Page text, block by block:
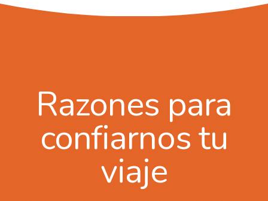
Razones para
confiarnos tu
viaje